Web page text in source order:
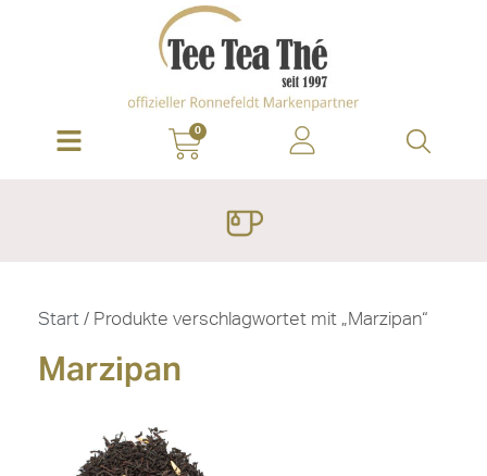
0
Start / Produkte verschlagwortet mit „Marzipan“
Marzipan